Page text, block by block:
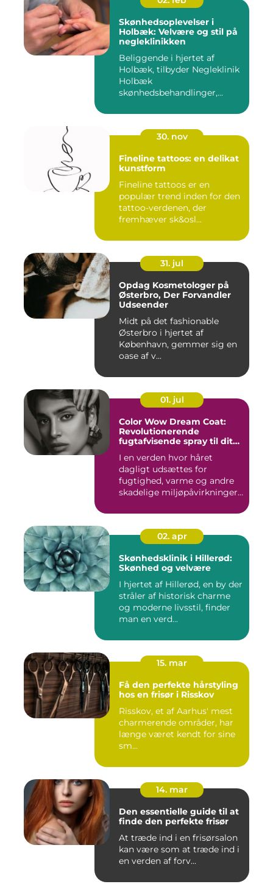
Skønhedsoplevelser i
Holbæk: Velvære og stil på
negleklinikken
Beliggende i hjertet af
Holbæk, tilbyder Negleklinik
Holbæk
skønhedsbehandlinger,...
30. nov
Fineline tattoos: en delikat
kunstform
Fineline tattoos er en
populær trend inden for den
tattoo-verdenen, der
fremhæver sk&osl...
31. jul
Opdag Kosmetologer på
Østerbro, Der Forvandler
Udseender
Midt på det fashionable
Østerbro i hjertet af
København, gemmer sig en
oase af v...
01. jul
Color Wow Dream Coat:
Revolutionerende
fugtafvisende spray til dit
I en verden hvor håret
dagligt udsættes for
fugtighed, varme og andre
skadelige miljøpåvirkninger,
02. apr
Skønhedsklinik i Hillerød:
Skønhed og velvære
I hjertet af Hillerød, en by der
stråler af historisk charme
og moderne livsstil, finder
man en verd...
15. mar
Få den perfekte hårstyling
hos en frisør i Risskov
Risskov, et af Aarhus' mest
charmerende områder, har
længe været kendt for sine
sm...
14. mar
Den essentielle guide til at
finde den perfekte frisør
At træde ind i en frisørsalon
kan være som at træde ind i
en verden af forv...